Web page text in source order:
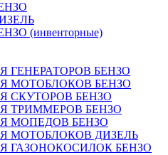
(инвенторные)
ГЕНЕРАТОРОВ БЕНЗО
МОТОБЛОКОВ БЕНЗО
СКУТОРОВ БЕНЗО
ТРИММЕРОВ БЕНЗО
МОПЕДОВ БЕНЗО
МОТОБЛОКОВ ДИЗЕЛЬ
ГАЗОНОКОСИЛОК БЕНЗО